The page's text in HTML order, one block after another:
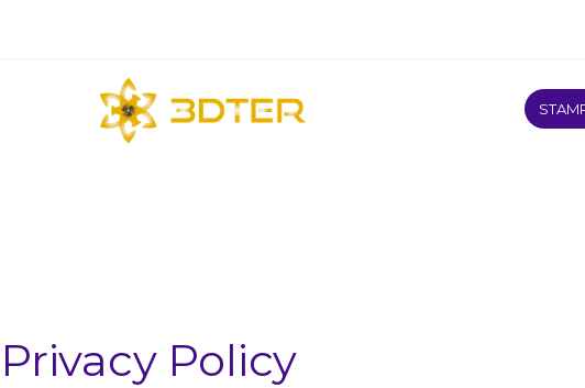
Privacy Policy